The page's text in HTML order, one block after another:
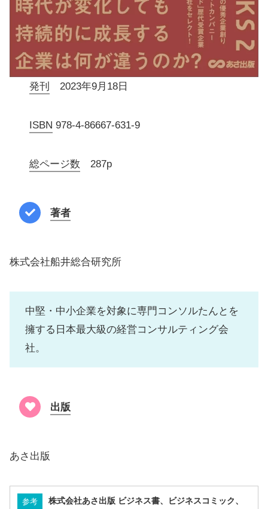
発刊 2023年9月18日
ISBN 978-4-86667-631-9
総ページ数 287p
著者
株式会社船井総合研究所
中堅・中小企業を対象に専門コンソルたんとを
擁する日本最大級の経営コンサルティング会
社。
出版
あさ出版
参考
株式会社あさ出版 ビジネス書、ビジネスコミック、